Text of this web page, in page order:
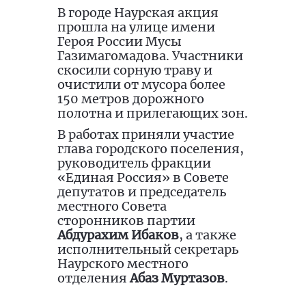
В городе Наурская акция
прошла на улице имени
Героя России Мусы
Газимагомадова. Участники
скосили сорную траву и
очистили от мусора более
150 метров дорожного
полотна и прилегающих зон.
В работах приняли участие
глава городского поселения,
руководитель фракции
«Единая Россия» в Совете
депутатов и председатель
местного Совета
сторонников партии
Абдурахим Ибаков, а также
исполнительный секретарь
Наурского местного
отделенияАбаз Муртазов.